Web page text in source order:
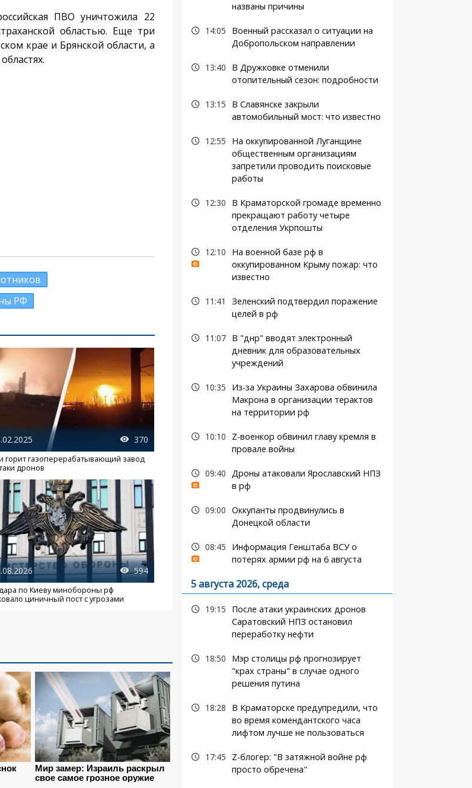
ПВО уничтожила 22
областью. Еще три
крае и Брянской области, а
РФ
370
горит газоперерабатывающий завод
дронов
594
по Киеву минобороны рф
циничный пост с угрозами
названы причины
14:05
Военный рассказал о ситуации на
Добропольском направлении
13:40
В Дружковке отменили
отопительный сезон: подробности
13:15
В Славянске закрыли
автомобильный мост: что известно
12:55
На оккупированной Луганщине
общественным организациям
запретили проводить поисковые
работы
12:30
В Краматорской громаде временно
прекращают работу четыре
отделения Укрпошты
12:10
На военной базе рф в
оккупированном Крыму пожар: что
известно
11:41
Зеленский подтвердил поражение
целей в рф
11:07
В "днр" вводят электронный
дневник для образовательных
учреждений
10:35
Из-за Украины Захарова обвинила
Макрона в организации терактов
на территории рф
10:10
Z-военкор обвинил главу кремля в
провале войны
09:40 Дроны атаковали Ярославский НПЗ
в рф
09:00 Оккупанты продвинулись в
Донецкой области
08:45
Информация Генштаба ВСУ о
потерях армии рф на 6 августа
5 августа 2026, среда
19:15
После атаки украинских дронов
Саратовский НПЗ остановил
переработку нефти
18:50
Мэр столицы рф прогнозирует
"крах страны" в случае одного
решения путина
18:28
В Краматорске предупредили, что
во время комендантского часа
лифтом лучше не пользоваться
17:45
Z-блогер: "В затяжной войне рф
просто обречена"